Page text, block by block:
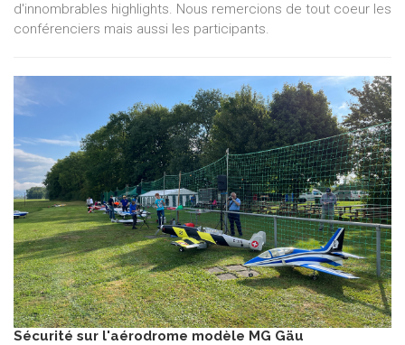
d'innombrables highlights. Nous remercions de tout coeur les
conférenciers mais aussi les participants.
Sécurité sur l'aérodrome modèle MG Gäu